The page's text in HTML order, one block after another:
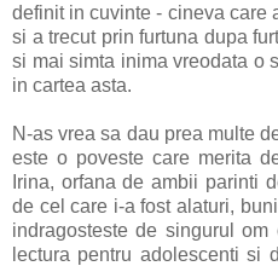
definit in cuvinte - cineva care
si a trecut prin furtuna dupa
si mai simta inima vreodata o
in cartea asta.
N-as vrea sa dau prea multe
este o poveste care merita
Irina, orfana de ambii parinti
de cel care i-a fost alaturi,
indragosteste de singurul
lectura pentru adolescenti si